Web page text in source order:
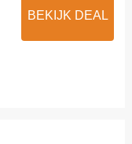
BEKIJK DEAL